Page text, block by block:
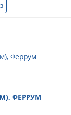
ФЕРРУМ